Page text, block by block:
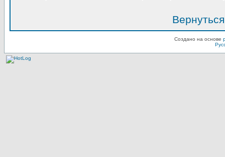
Создано на основе